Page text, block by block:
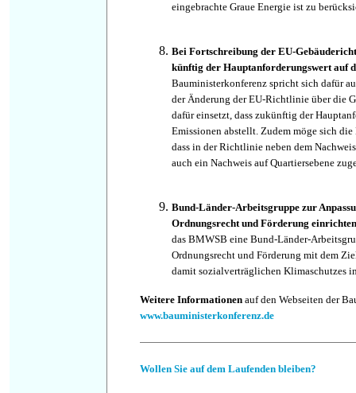
eingebrachte Graue Energie ist zu
Bei Fortschreibung der EU-
künftig der Hauptanforderungswert auf
Bauministerkonferenz spricht sich dafür
der Änderung der EU-Richtlinie über die
dafür einsetzt, dass zukünftig der
Emissionen abstellt. Zudem möge sich
dass in der Richtlinie neben dem
auch ein Nachweis auf Quartiersebene
Bund-Länder-Arbeitsgruppe zur
Ordnungsrecht und Förderung
das BMWSB eine Bund-Länder-
Ordnungsrecht und Förderung mit dem
damit sozialverträglichen Klimaschutzes
Weitere Informationen auf den Webseiten der
www.bauministerkonferenz.de
Wollen Sie auf dem Laufenden bleiben?